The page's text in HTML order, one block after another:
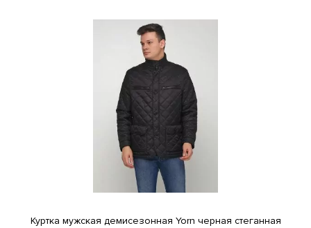
Куртка мужская демисезонная Yorn черная стеганная